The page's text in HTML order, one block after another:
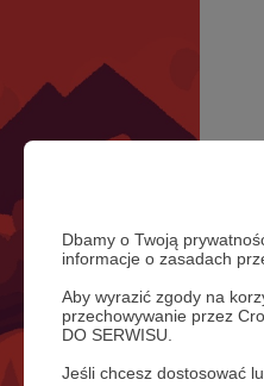
Dbamy o Twoją
informacje o zasadach
Aby wyrazić zgody na
przechowywanie przez
DO SERWISU.
Jeśli chcesz dostosować